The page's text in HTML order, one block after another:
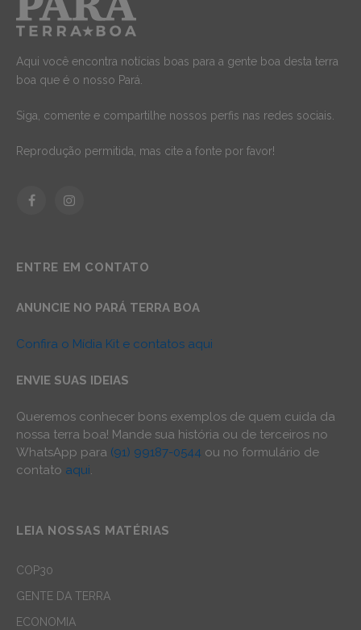
Aqui você encontra notícias boas para a gente boa desta terra
boa que é o nosso Pará.
Siga, comente e compartilhe nossos perfis nas redes sociais.
Reprodução permitida, mas cite a fonte por favor!
FacebookInstagram
ENTRE EM CONTATO
ANUNCIE NO PARÁ TERRA BOA
Confira o Mídia Kit e contatos aqui
ENVIE SUAS IDEIAS
Queremos conhecer bons exemplos de quem cuida da
nossa terra boa! Mande sua história ou de terceiros no
WhatsApp para (91) 99187-0544 ou no formulário de
contato aqui.
LEIA NOSSAS MATÉRIAS
COP30
GENTE DA TERRA
ECONOMIA